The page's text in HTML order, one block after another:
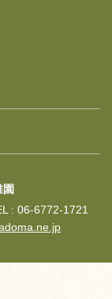
: 06-6772-1721